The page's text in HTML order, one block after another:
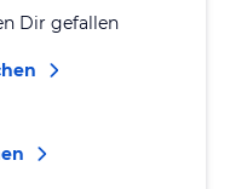
Dir gefallen